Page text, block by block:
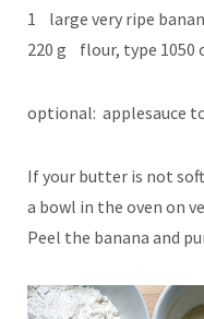
1 large very ripe
220 g flour, type 1050
optional: applesauce
If your butter is not
a bowl in the oven on
Peel the banana and